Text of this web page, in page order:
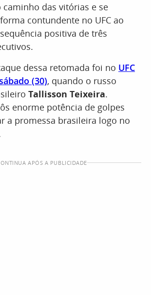
das vitórias e se
contundente no UFC ao
positiva de três
dessa retomada foi no UFC
(30), quando o russo
Tallisson Teixeira.
enorme potência de golpes
a promessa brasileira logo no
APÓS A PUBLICIDADE